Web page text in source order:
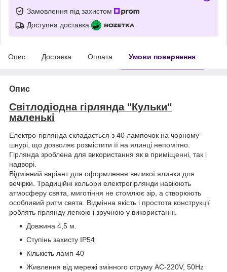
Замовлення під захистом
Доступна доставка
Опис Доставка Оплата Умови повернення
Опис
Світлодіодна гірлянда "Кульки"
маленькі
Електро-гірлянда складається з 40 лампочок на чорному
шнурі, що дозволяє розмістити її на ялинці непомітно.
Гірлянда зроблена для використання як в приміщенні, так і
надворі.
Відмінний варіант для оформлення великої ялинки для
вечірки. Традиційні кольори електрогірлянди навіюють
атмосферу свята, миготіння не стомлює зір, а створюють
особливий ритм свята. Відмінна якість і простота конструкції
роблять гірлянду легкою і зручною у використанні.
Довжина 4,5 м.
Ступінь захисту IP54
Кількість ламп-40
Живлення від мережі змінного струму AC-220V, 50Hz